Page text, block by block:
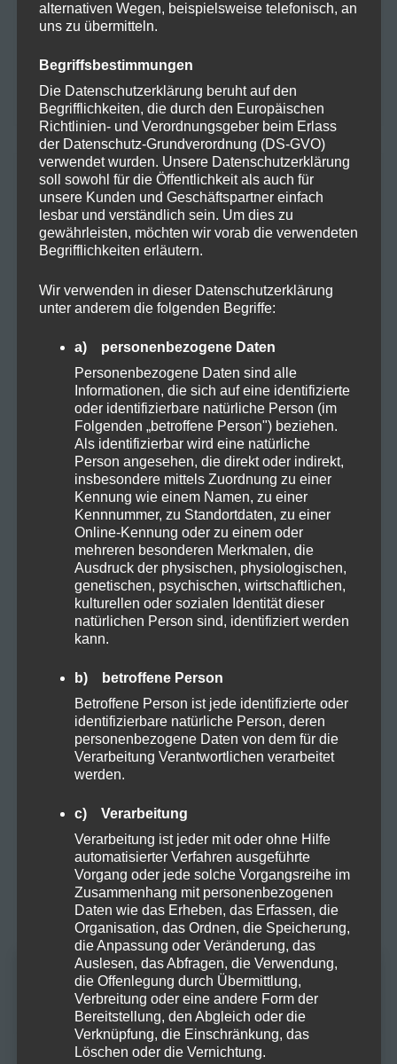
Mai 2024
April 2024
März 2024
KATEGORIEN
Allgemein
Cannabis
CBD
CBD Öl
Darmpflege
Grow
Harvest
Kosmetik
Natural
Organic
Proteine
Rezepte
Sucht
Vapes
ZubehörAltersprüfung
Du musst mindestens18Jahre alt sein, um
alternativen Wegen, beispielsweise telefonisch, an
uns zu übermitteln.
Begriffsbestimmungen
Die Datenschutzerklärung beruht auf den
Begrifflichkeiten, die durch den Europäischen
Richtlinien- und Verordnungsgeber beim Erlass
der Datenschutz-Grundverordnung (DS-GVO)
verwendet wurden. Unsere Datenschutzerklärung
soll sowohl für die Öffentlichkeit als auch für
unsere Kunden und Geschäftspartner einfach
lesbar und verständlich sein. Um dies zu
gewährleisten, möchten wir vorab die verwendeten
Begrifflichkeiten erläutern.
Wir verwenden in dieser Datenschutzerklärung
unter anderem die folgenden Begriffe:
a) personenbezogene Daten
Personenbezogene Daten sind alle
Informationen, die sich auf eine identifizierte
oder identifizierbare natürliche Person (im
Folgenden „betroffene Person") beziehen.
Als identifizierbar wird eine natürliche
Person angesehen, die direkt oder indirekt,
insbesondere mittels Zuordnung zu einer
Kennung wie einem Namen, zu einer
Kennnummer, zu Standortdaten, zu einer
Online-Kennung oder zu einem oder
mehreren besonderen Merkmalen, die
Ausdruck der physischen, physiologischen,
genetischen, psychischen, wirtschaftlichen,
kulturellen oder sozialen Identität dieser
natürlichen Person sind, identifiziert werden
kann.
b) betroffene Person
Betroffene Person ist jede identifizierte oder
identifizierbare natürliche Person, deren
personenbezogene Daten von dem für die
Verarbeitung Verantwortlichen verarbeitet
werden.
c) Verarbeitung
Verarbeitung ist jeder mit oder ohne Hilfe
automatisierter Verfahren ausgeführte
Vorgang oder jede solche Vorgangsreihe im
Zusammenhang mit personenbezogenen
Daten wie das Erheben, das Erfassen, die
Organisation, das Ordnen, die Speicherung,
die Anpassung oder Veränderung, das
Auslesen, das Abfragen, die Verwendung,
die Offenlegung durch Übermittlung,
Verbreitung oder eine andere Form der
Bereitstellung, den Abgleich oder die
Verknüpfung, die Einschränkung, das
Löschen oder die Vernichtung.